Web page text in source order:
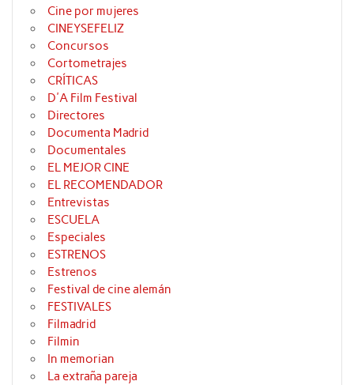
Cine por mujeres
CINEYSEFELIZ
Concursos
Cortometrajes
CRÍTICAS
D'A Film Festival
Directores
Documenta Madrid
Documentales
EL MEJOR CINE
EL RECOMENDADOR
Entrevistas
ESCUELA
Especiales
ESTRENOS
Estrenos
Festival de cine alemán
FESTIVALES
Filmadrid
Filmin
In memorian
La extraña pareja